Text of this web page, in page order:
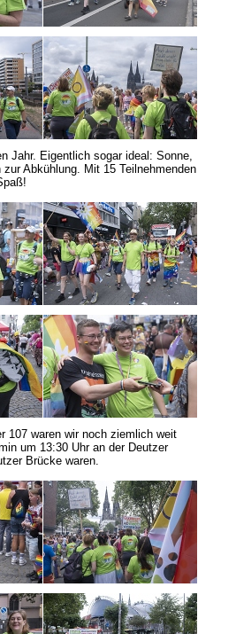
Jahr. Eigentlich sogar ideal: Sonne,
Abkühlung. Mit 15 Teilnehmenden
107 waren wir noch ziemlich weit
um 13:30 Uhr an der Deutzer
Brücke waren.